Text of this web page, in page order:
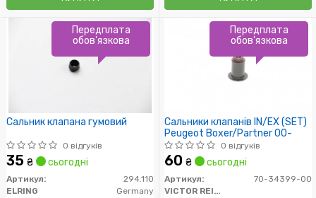
Сальник клапана гумовий
0 відгуків
35 ₴ сьогодні
Артикул:
294.110
ELRING
Germany
Передплата
обов'язкова
Сальники клапанів IN/EX (SET)
Peugeot Boxer/Partner 00-
0 відгуків
60 ₴ сьогодні
Артикул:
70-34399-00
VICTOR REINZ
Передплата
обов'язкова